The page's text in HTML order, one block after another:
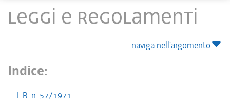
LEGGI E REGOLAMENTI
naviga nell'argomento
Indice:
L.R. n. 57/1971